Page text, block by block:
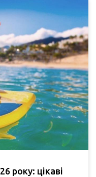
року: цікаві